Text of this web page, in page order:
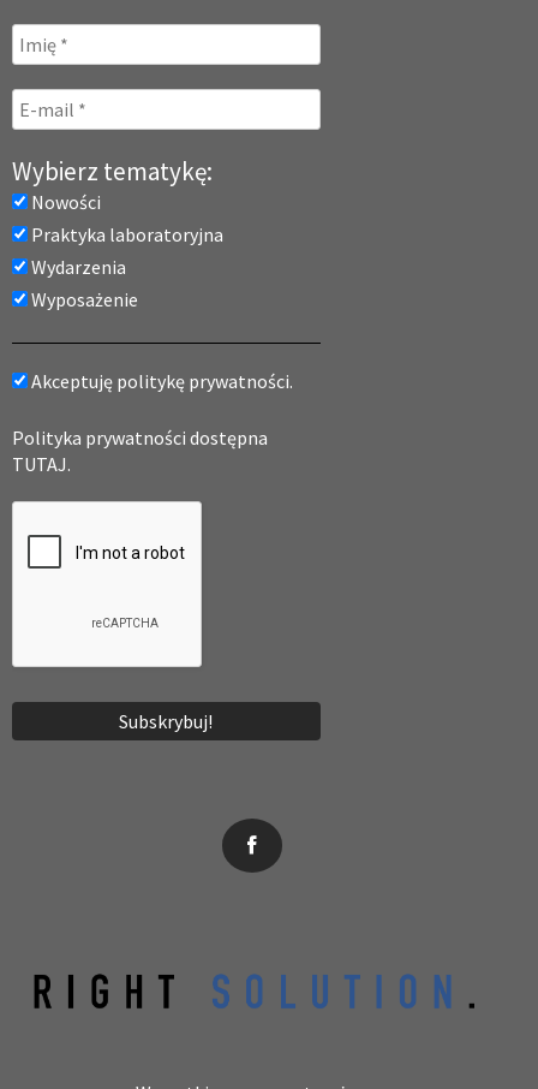
Wybierz tematykę:
Nowości
Praktyka laboratoryjna
Wydarzenia
Wyposażenie
Akceptuję politykę prywatności.
Polityka prywatności dostępna
TUTAJ.